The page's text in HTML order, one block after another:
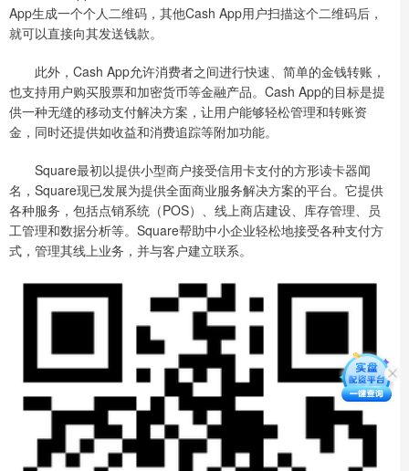
App生成一个个人二维码，其他Cash App用户扫描这个二维码后，
就可以直接向其发送钱款。
此外，Cash App允许消费者之间进行快速、简单的金钱转账，
也支持用户购买股票和加密货币等金融产品。Cash App的目标是提
供一种无缝的移动支付解决方案，让用户能够轻松管理和转账资
金，同时还提供如收益和消费追踪等附加功能。
Square最初以提供小型商户接受信用卡支付的方形读卡器闻
名，Square现已发展为提供全面商业服务解决方案的平台。它提供
各种服务，包括点销系统（POS）、线上商店建设、库存管理、员
工管理和数据分析等。Square帮助中小企业轻松地接受各种支付方
式，管理其线上业务，并与客户建立联系。